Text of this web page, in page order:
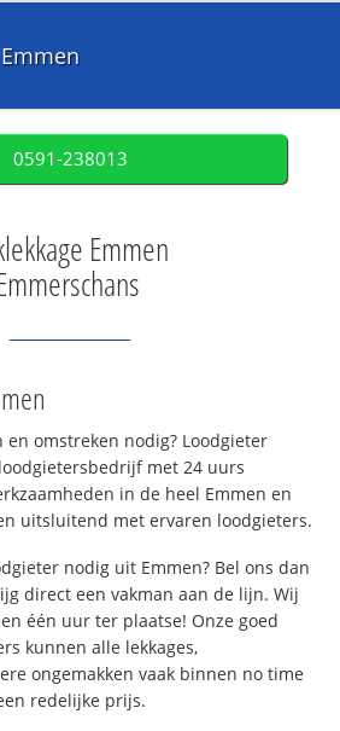
0591-238013
Emmen
en omstreken nodig? Loodgieter
met 24 uurs
in de heel Emmen en
uitsluitend met ervaren loodgieters.
nodig uit Emmen? Bel ons dan
direct een vakman aan de lijn. Wij
één uur ter plaatse! Onze goed
kunnen alle lekkages,
ongemakken vaak binnen no time
redelijke prijs.